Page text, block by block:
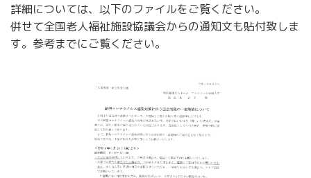
詳細については、以下のファイルをご覧ください。
併せて全国老人福祉施設協議会からの通知文も貼付致しま
す。参考までにご覧ください。